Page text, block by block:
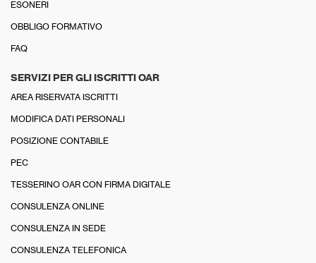
ESONERI
OBBLIGO FORMATIVO
FAQ
SERVIZI PER GLI ISCRITTI OAR
AREA RISERVATA ISCRITTI
MODIFICA DATI PERSONALI
POSIZIONE CONTABILE
PEC
TESSERINO OAR CON FIRMA DIGITALE
CONSULENZA ONLINE
CONSULENZA IN SEDE
CONSULENZA TELEFONICA